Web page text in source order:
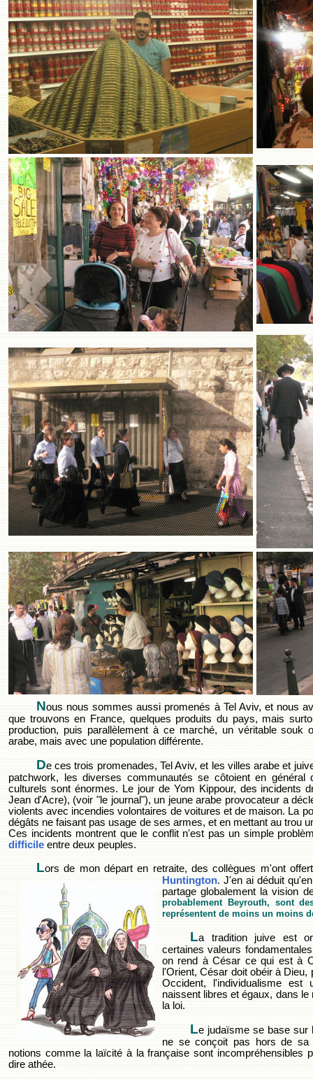
Nous nous sommes aussi promenés à Tel Aviv, et nous
que trouvons en France, quelques produits du pays, mais
production, puis parallèlement à ce marché, un véritable souk
arabe, mais avec une population différente.
De ces trois promenades, Tel Aviv, et les villes arabe et
patchwork, les diverses communautés se côtoient en
culturels sont énormes. Le jour de Yom Kippour, des incidents
Jean d'Acre), (voir "le journal"), un jeune arabe provocateur a
violents avec incendies volontaires de voitures et de maison. La
dégâts ne faisant pas usage de ses armes, et en mettant au trou
Ces incidents montrent que le conflit n'est pas un simple
difficile entre deux peuples.
Lors de mon départ en retraite, des collègues m'ont
Huntington. J'en ai déduit
partage globalement la vision
probablement Beyrouth, sont
représentent de moins un moins
La tradition juive est
certaines valeurs
on rend à César ce qui est à
l'Orient, César doit obéir à
Occident, l'individualisme est
naissent libres et égaux, dans
la loi.
Le judaïsme se base sur
ne se conçoit pas hors de sa
notions comme la laïcité à la française sont incompréhensibles
dire athée.